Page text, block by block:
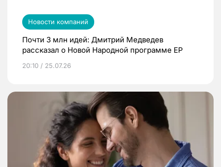
Новости компаний
Почти 3 млн идей: Дмитрий Медведев
рассказал о Новой Народной программе ЕР
20:10 / 25.07.26